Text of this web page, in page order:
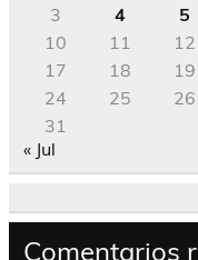
3
4 5
10
11 12
17
18 19
24
25 26
31
« Jul
Comentarios